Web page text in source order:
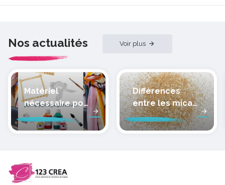
Nos actualités Voir plus
Matériel
nécessaire pour
peindre la soie
Différences
entre les micas
des pâtes
polymères